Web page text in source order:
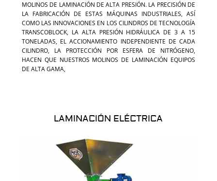
MOLINOS DE LAMINACIÓN DE ALTA PRESIÓN. LA PRECISIÓN DE
LA FABRICACIÓN DE ESTAS MÁQUINAS INDUSTRIALES, ASÍ
COMO LAS INNOVACIONES EN LOS CILINDROS DE TECNOLOGÍA
TRANSCOBLOCK, LA ALTA PRESIÓN HIDRÁULICA DE 3 A 15
TONELADAS, EL ACCIONAMIENTO INDEPENDIENTE DE CADA
CILINDRO, LA PROTECCIÓN POR ESFERA DE NITRÓGENO,
HACEN QUE NUESTROS MOLINOS DE LAMINACIÓN EQUIPOS
DE ALTA GAMA,
LAMINACIÓN ELÉCTRICA